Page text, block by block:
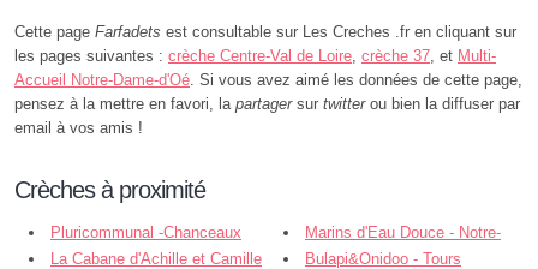
Cette page Farfadets est consultable sur Les Creches .fr en cliquant sur
les pages suivantes : crèche Centre-Val de Loire crèche 37 , et Multi-
Accueil Notre-Dame-d'Oé . Si vous avez aimé les données de cette page,
pensez à la mettre en favori, la partagersur twitterou bien la diffuser par
email à vos amis !
Crèches à proximité
Pluricommunal -Chanceaux
S/Choisille-Parçay Meslay - Notre-
Marins d'Eau Douce - Notre-
Dame-d'Oé
La Cabane d'Achille et Camille
Bulapi&Onidoo - Tours